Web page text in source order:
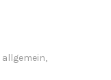
allgemein,